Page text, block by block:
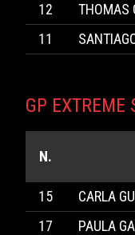
12
THOMAS
11
GP
N.
15
CARLA
17
PAULA